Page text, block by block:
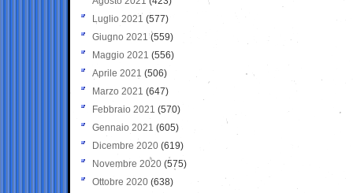
Luglio 2021 (577)
Giugno 2021(559)
Maggio 2021 (556)
Aprile 2021 (506)
Marzo 2021 (647)
Febbraio 2021 (570)
Gennaio 2021 (605)
Dicembre 2020 (619)
Novembre 2020 (575)
Ottobre 2020 (638)